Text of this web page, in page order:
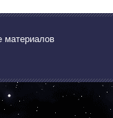
материалов